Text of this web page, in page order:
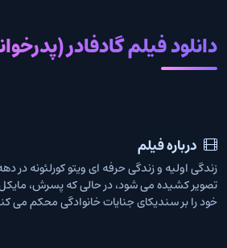
دانلود فیلم گادفادر
درباره فیلم
تصویر کشیده می شود، در حالی که پسرش،
خود را بر سندیکای جنایات خانوادگی محکم می